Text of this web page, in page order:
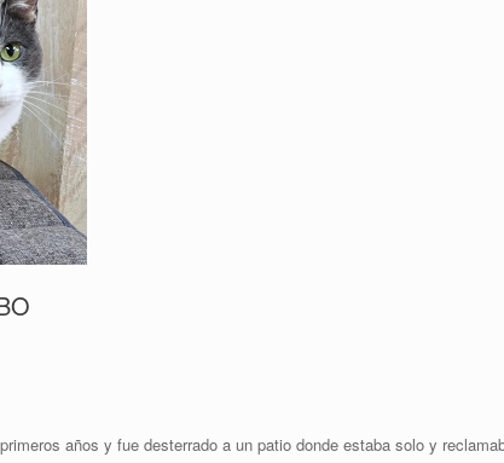
años y fue desterrado a un patio donde estaba solo y